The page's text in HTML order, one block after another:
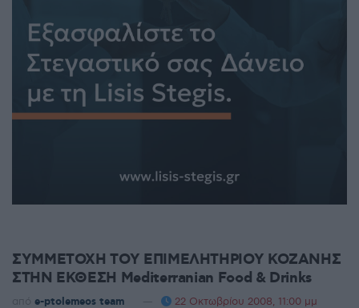
ΣΥΜΜΕΤΟΧΗ ΤΟΥ ΕΠΙΜΕΛΗΤΗΡΙΟΥ ΚΟΖΑΝΗΣ
ΣΤΗΝ ΕΚΘΕΣΗ Mediterranian Food & Drinks
από e-ptolemeos team 22 Οκτωβρίου 2008, 11:00 μμ